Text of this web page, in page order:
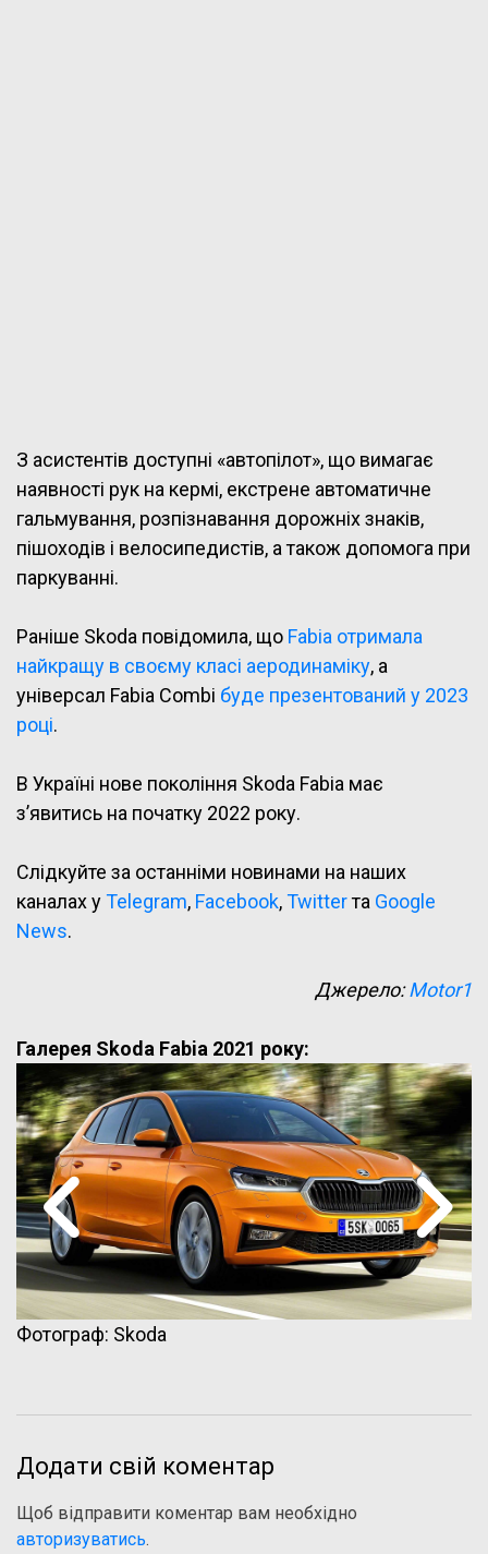
З асистентів доступні «автопілот», що вимагає
наявності рук на кермі, екстрене автоматичне
гальмування, розпізнавання дорожніх знаків,
пішоходів і велосипедистів, а також допомога при
паркуванні.
Раніше Skoda повідомила, що Fabia отримала
найкращу в своєму класі аеродинаміку, а
універсал Fabia Combi буде презентований у 2023
році.
В Україні нове покоління Skoda Fabia має
з’явитись на початку 2022 року.
Слідкуйте за останніми новинами на наших
каналах уTelegram, Facebook,Twitterта Google
News.
Джерело:Motor1
Галерея Skoda Fabia 2021 року:
Фотограф: Skoda
Додати свій коментар
Щоб відправити коментар вам необхідно
авторизуватись.